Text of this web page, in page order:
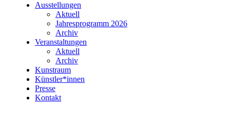
Ausstellungen
Aktuell
Jahresprogramm 2026
Archiv
Veranstaltungen
Aktuell
Archiv
Kunstraum
Künstler*innen
Presse
Kontakt